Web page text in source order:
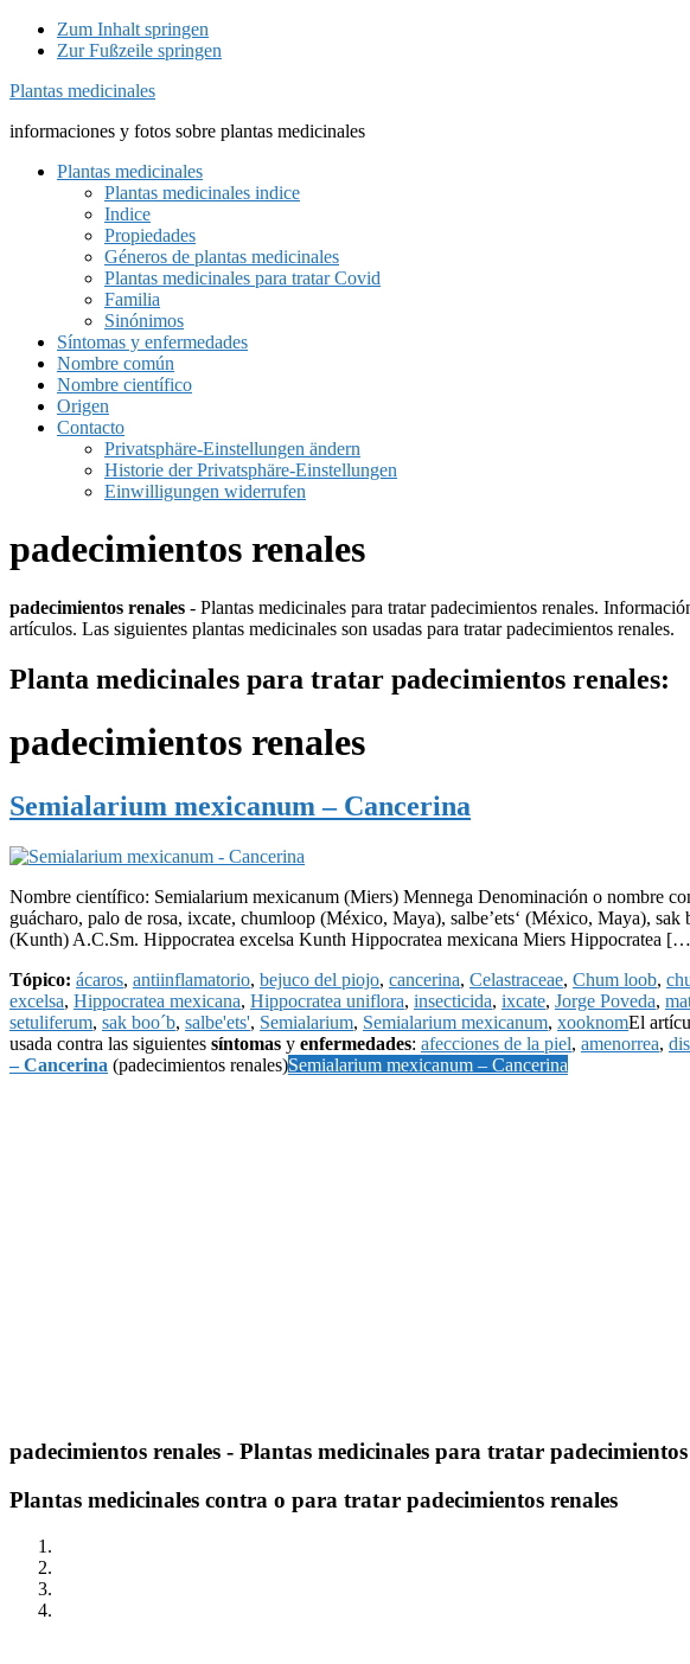
Zum Inhalt springen
Zur Fußzeile springen
Plantas medicinales
informaciones y fotos sobre plantas medicinales
Plantas medicinales
Plantas medicinales indice
Indice
Propiedades
Géneros de plantas medicinales
Plantas medicinales para tratar Covid
Familia
Sinónimos
Síntomas y enfermedades
Nombre común
Nombre científico
Origen
Contacto
Privatsphäre-Einstellungen ändern
Historie der Privatsphäre-Einstellungen
Einwilligungen widerrufen
padecimientos renales
padecimientos renales - Plantas medicinales para tratar padecimientos renales.
artículos. Las siguientes plantas medicinales son usadas para tratar padecimientos renales.
Planta medicinales para tratar padecimientos renales:
padecimientos renales
Semialarium mexicanum – Cancerina
Nombre científico: Semialarium mexicanum (Miers) Mennega Denominación o nombre
guácharo, palo de rosa, ixcate, chumloop (México, Maya), salbe’ets‘ (México, Maya),
(Kunth) A.C.Sm. Hippocratea excelsa Kunth Hippocratea mexicana Miers Hippocratea
Tópico: ácaros, antiinflamatorio, bejuco del piojo, cancerina, Celastraceae, Chum loob,
excelsa, Hippocratea mexicana, Hippocratea uniflora, insecticida, ixcate, Jorge Poveda,
setuliferum, sak boo´b, salbe'ets', Semialarium, Semialarium mexicanum, xooknomEl
usada contra las siguientes síntomas y enfermedades: afecciones de la piel, amenorrea,
– Cancerina (padecimientos renales)Semialarium mexicanum – Cancerina
padecimientos renales - Plantas medicinales para tratar padecimientos
Plantas medicinales contra o para tratar padecimientos renales